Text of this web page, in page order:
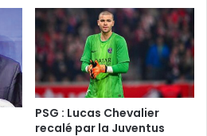
PSG : Lucas Chevalier
recalé par la Juventus